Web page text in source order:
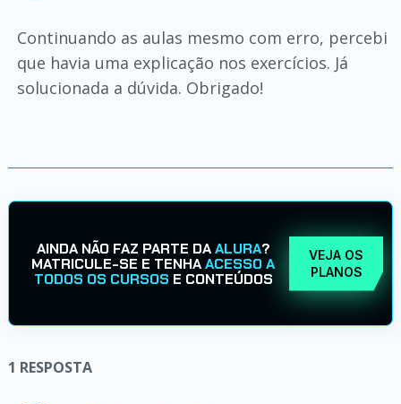
Continuando as aulas mesmo com erro, percebi
que havia uma explicação nos exercícios. Já
solucionada a dúvida. Obrigado!
AINDA NÃO FAZ PARTE DAALURA?
MATRICULE-SE E TENHAACESSO A
TODOS OS CURSOS E CONTEÚDOS
VEJA OS
PLANOS
1 RESPOSTA